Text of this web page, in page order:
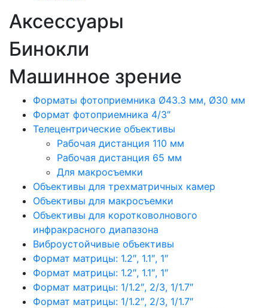
Аксессуары
Бинокли
Машинное зрение
Форматы фотоприемника Ø43.3 мм, Ø30 мм
Формат фотоприемника 4/3″
Телецентрические объективы
Рабочая дистанция 110 мм
Рабочая дистанция 65 мм
Для макросъемки
Объективы для трехматричных камер
Объективы для макросъемки
Объективы для коротковолнового
инфракрасного диапазона
Виброустойчивые объективы
Формат матрицы: 1.2″, 1.1″, 1″
Формат матрицы: 1.2″, 1.1″, 1″
Формат матрицы: 1/1.2″, 2/3, 1/1.7″
Формат матрицы: 1/1.2″, 2/3, 1/1.7″